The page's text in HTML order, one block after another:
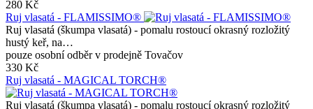
280 Kč
Ruj vlasatá - FLAMISSIMO®
Ruj vlasatá (škumpa vlasatá) - pomalu rostoucí okrasný rozložitý
hustý keř, na…
pouze osobní odběr v prodejně Tovačov
330 Kč
Ruj vlasatá - MAGICAL TORCH®
Ruj vlasatá (škumpa vlasatá) - pomalu rostoucí okrasný rozložitý